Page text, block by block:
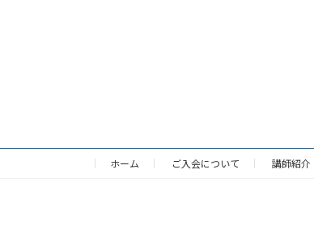
ホーム ご入会について 講師紹介